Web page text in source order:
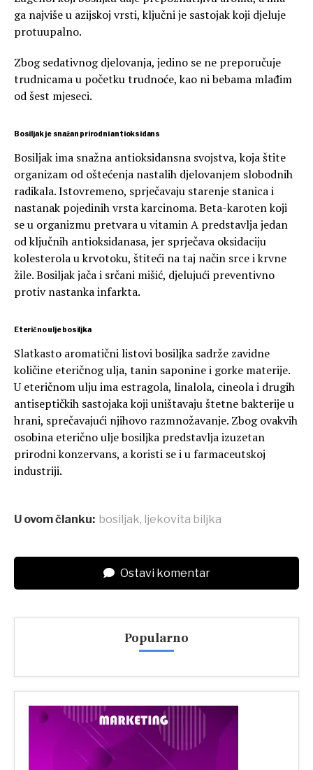
ga najviše u azijskoj vrsti, ključni je sastojak koji djeluje
protuupalno.
Zbog sedativnog djelovanja, jedino se ne preporučuje
trudnicama u početku trudnoće, kao ni bebama mlađim
od šest mjeseci.
Bosiljak je snažan prirodni antioksidans
Bosiljak ima snažna antioksidansna svojstva, koja štite
organizam od oštećenja nastalih djelovanjem slobodnih
radikala. Istovremeno, sprječavaju starenje stanica i
nastanak pojedinih vrsta karcinoma. Beta-karoten koji
se u organizmu pretvara u vitamin A predstavlja jedan
od ključnih antioksidanasa, jer sprječava oksidaciju
kolesterola u krvotoku, štiteći na taj način srce i krvne
žile. Bosiljak jača i srčani mišić, djelujući preventivno
protiv nastanka infarkta.
Eterično ulje bosiljka
Slatkasto aromatični listovi bosiljka sadrže zavidne
količine eteričnog ulja, tanin saponine i gorke materije.
U eteričnom ulju ima estragola, linalola, cineola i drugih
antiseptičkih sastojaka koji uništavaju štetne bakterije u
hrani, sprečavajući njihovo razmnožavanje. Zbog ovakvih
osobina eterično ulje bosiljka predstavlja izuzetan
prirodni konzervans, a koristi se i u farmaceutskoj
industriji.
U ovom članku: bosiljak, ljekovita biljka
Ostavi komentar
Popularno